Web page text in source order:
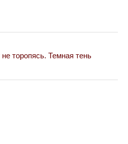
торопясь. Темная тень
Война Миров